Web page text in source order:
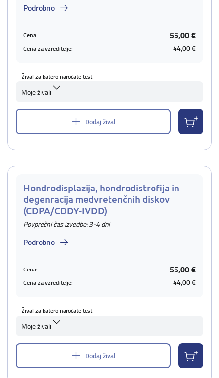
Podrobno
Cena: 55,00 €
Cena za vzreditelje: 44,00 €
Žival za katero naročate test
Moje živali
Dodaj žival
Hondrodisplazija, hondrodistrofija in
degenracija medvretenčnih diskov
(CDPA/CDDY-IVDD)
Povprečni čas izvedbe: 3-4 dni
Podrobno
Cena: 55,00 €
Cena za vzreditelje: 44,00 €
Žival za katero naročate test
Moje živali
Dodaj žival